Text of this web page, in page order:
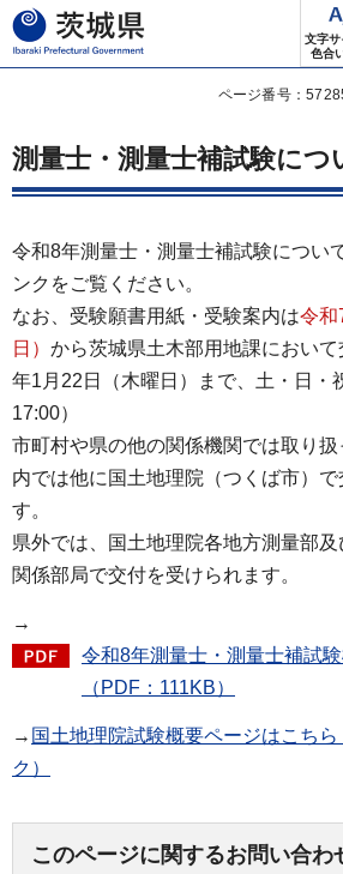
茨城県
文字サ
色合
ページ番号：
測量士・測量士補試験につ
令和8年測量士・測量士補試験につい
ンクをご覧ください。
なお、受験願書用紙・受験案内は令和
日） から茨城県土木部用地課におい
年1月22日（木曜日）まで、土・日・
17:00）
市町村や県の他の関係機関では取り
内では他に国土地理院（つくば市）で
す。
県外では、国土地理院各地方測量部
関係部局で交付を受けられます。
→
令和8年測量士・測量士補試
（PDF：111KB）
→ 国土地理院試験概要ページはこち
ク）
このページに関するお問い合わ